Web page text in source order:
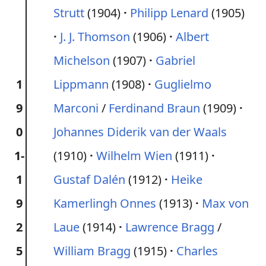
1
9
0
1-
1
9
2
5
Strutt(1904) Philipp Lenard (1905)
J. J. Thomson (1906) Albert
Michelson (1907)
Gabriel
Lippmann (1908)
Guglielmo
Marconi / Ferdinand Braun (1909)
Johannes Diderik van der Waals
(1910) Wilhelm Wien (1911)
Gustaf Dalén (1912)
Heike
Kamerlingh Onnes (1913)
Max von
Laue(1914) Lawrence Bragg /
William Bragg (1915) Charles